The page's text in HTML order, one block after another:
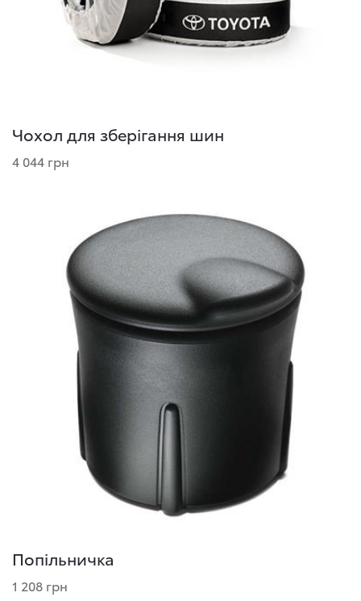
Чохол для зберігання шин
4 044 грн
Попільничка
1 208 грн